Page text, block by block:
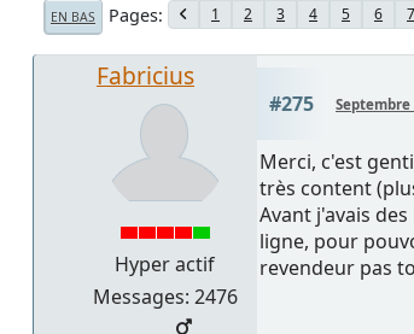
EN BAS Pages 1 2 3 4 5 6 7
Fabricius
Hyper actif
Messages: 2476
#275 Septembre
Merci, c'est
très content
Avant j'avais
ligne, pour
revendeur pas